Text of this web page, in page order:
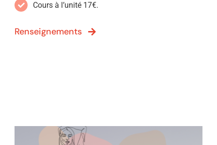
Cours à l’unité 17€.
Renseignements